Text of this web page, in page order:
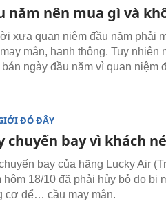
năm nên mua gì và
xưa quan niệm đầu năm phải
mắn, hanh thông. Tuy nhiên
bán ngày đầu năm vì quan niệm
ĐÓ ĐÂY
chuyến bay vì khách
bay của hãng Lucky Air
hôm 18/10 đã phải hủy bỏ do bị
cơ để… cầu may mắn.